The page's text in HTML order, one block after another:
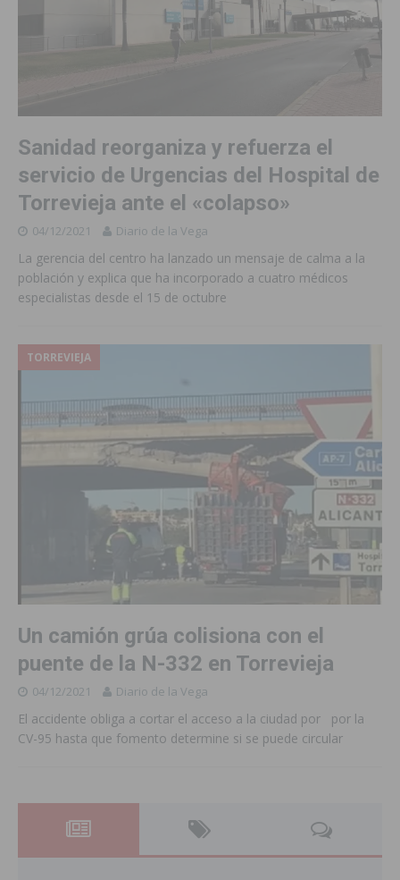
Sanidad reorganiza y refuerza el
servicio de Urgencias del Hospital de
Torrevieja ante el «colapso»
04/12/2021 Diario de la Vega
La gerencia del centro ha lanzado un mensaje de calma a la
población y explica que ha incorporado a cuatro médicos
especialistas desde el 15 de octubre
TORREVIEJA
Un camión grúa colisiona con el
puente de la N-332 en Torrevieja
04/12/2021 Diario de la Vega
El accidente obliga a cortar el acceso a la ciudad por por la
CV-95 hasta que fomento determine si se puede circular